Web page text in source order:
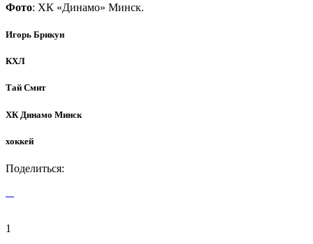
Фото: ХК «Динамо» Минск.
Игорь Брикун
КХЛ
Тай Смит
ХК Динамо Минск
хоккей
Поделиться:
1